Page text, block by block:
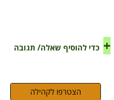
+ כדי להוסיף שאלה/ תגובה
הצטרפו לקהילה